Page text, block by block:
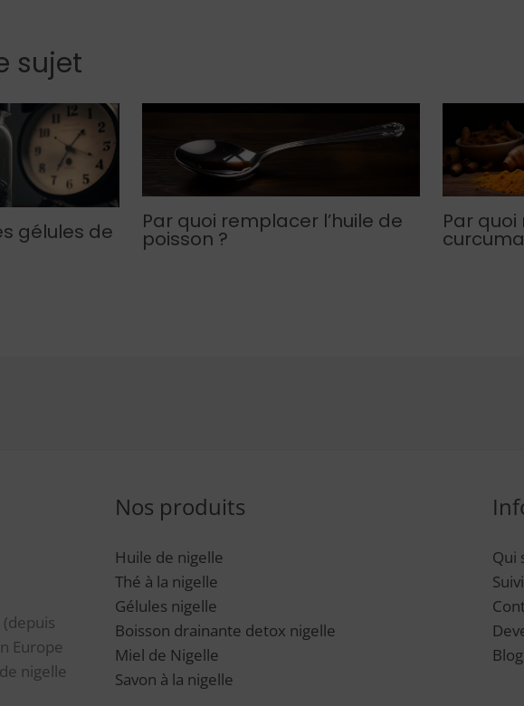
sujet
gélules de Par quoi remplacer l’huile de
poisson ?
Par
Europe
nigelle
Nos produits
Huile de nigelle
Thé à la nigelle
Gélules nigelle
Boisson drainante detox nigelle
Miel de Nigelle
Savon à la nigelle
Qui